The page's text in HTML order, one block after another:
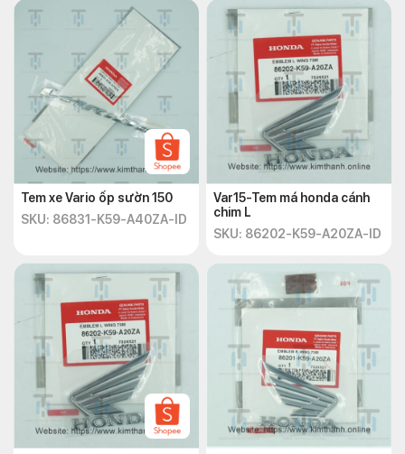
Tem xe Vario ốp sườn 150
SKU: 86831-K59-A40ZA-ID
Var15-Tem má honda cánh
chim L
SKU: 86202-K59-A20ZA-ID